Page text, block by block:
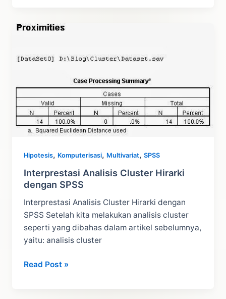
dengan
Hipotesis, Komputerisasi, Multivariat,SPSS
Interprestasi Analisis Cluster Hirarki
dengan SPSS
Interprestasi Analisis Cluster Hirarki dengan
SPSS Setelah kita melakukan analisis cluster
seperti yang dibahas dalam artikel sebelumnya,
yaitu: analisis cluster
Interprestasi
Read Post »